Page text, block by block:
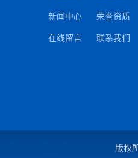
新闻中心 荣誉资质
在线留言 联系我们
版权